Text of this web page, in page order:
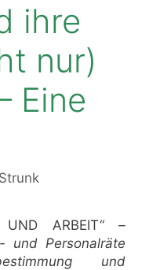
ihre
nur)
Eine
UND ARBEIT“ –
und Personalräte
und